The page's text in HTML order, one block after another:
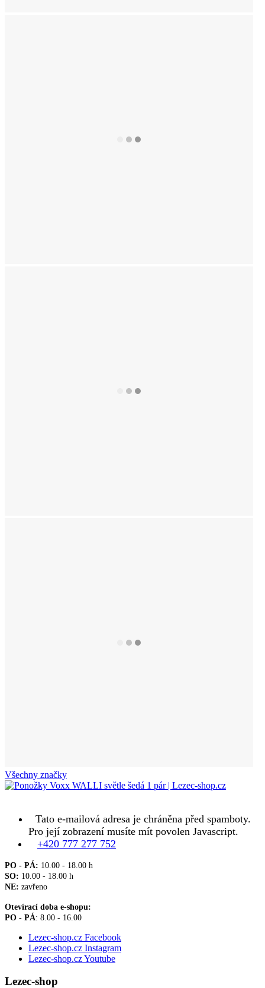
Všechny značky
Tato e-mailová adresa je chráněna před spamboty.
Pro její zobrazení musíte mít povolen Javascript.
+420 777 277 752
PO - PÁ: 10.00 - 18.00 h
SO: 10.00 - 18.00 h
NE: zavřeno
Otevírací doba e-shopu:
PO - PÁ: 8.00 - 16.00
Lezec-shop.cz Facebook
Lezec-shop.cz Instagram
Lezec-shop.cz Youtube
Lezec-shop